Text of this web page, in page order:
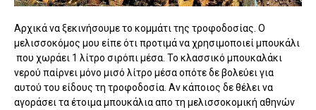
Αρχικά να ξεκινήσουμε το κομμάτι της τροφοδοσίας. Ο
μελισσοκόμος μου είπε ότι προτιμά να χρησιμοποιεί μπουκάλι
που χωράει 1 λίτρο σιρόπι μέσα. Το κλασσικό μπουκαλάκι
νερού παίρνει μόνο μισό λίτρο μέσα οπότε δε βολεύει για
αυτού του είδους τη τροφοδοσία. Αν κάποιος δε θέλει να
αγοράσει τα έτοιμα μπουκάλια απο τη μελισσοκομική αθηνών